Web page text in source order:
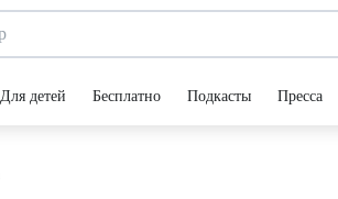
Для детей Бесплатно Подкасты Пресса